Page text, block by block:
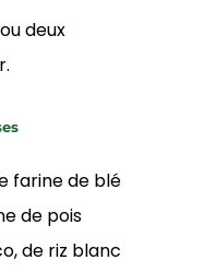
deux
farine de blé
de pois
de riz blanc